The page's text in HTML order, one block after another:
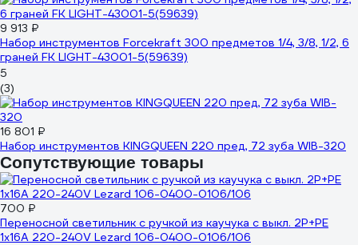
9 913 ₽
Набор инструментов Forcekraft 300 предметов 1/4, 3/8, 1/2, 6
граней FK LIGHT-43001-5(59639)
5
(3)
16 801 ₽
Набор инструментов KINGQUEEN 220 пред, 72 зуба WIB-320
Сопутствующие товары
700 ₽
Переносной светильник с ручкой из каучука с выкл. 2Р+РЕ
1х16А 220-240V Lezard 106-0400-0106/106